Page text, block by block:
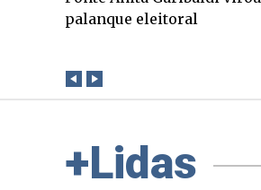
que a verdade. Mas quem
+Lidas